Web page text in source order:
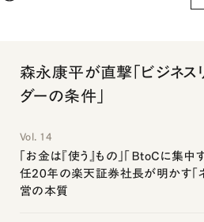
森永康平が直撃「ビジネス
ダーの条件」
Vol. 14
「お金は『使う』もの」「ＢtoＣに集
任20年の楽天証券社長が明かす「
営の本質